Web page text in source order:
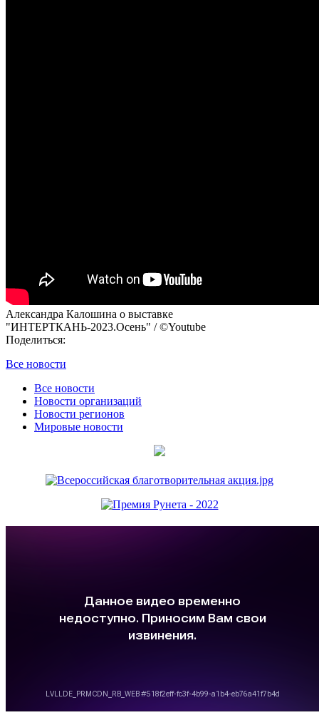
Александра Калошина о выставке
"ИНТЕРТКАНЬ-2023.Осень" / ©Youtube
Поделиться:
Все новости
Все новости
Новости организаций
Новости регионов
Мировые новости